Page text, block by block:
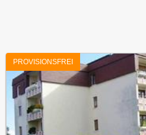
PROVISIONSFREI